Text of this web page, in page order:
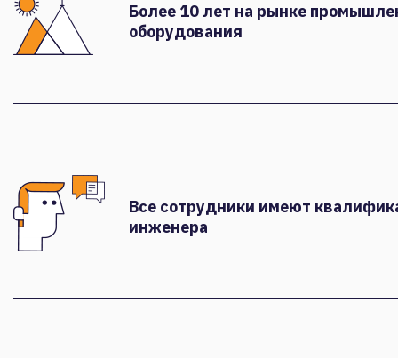
Более 10 лет на рынке
оборудования
Все сотрудники имеют
инженера